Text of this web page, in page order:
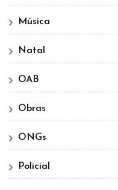
Música
Natal
OAB
Obras
ONGs
Policial